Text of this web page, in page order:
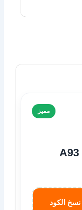
مميز
نسخ الكود